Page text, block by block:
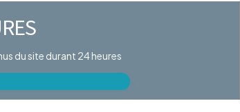
du site durant 24 heures